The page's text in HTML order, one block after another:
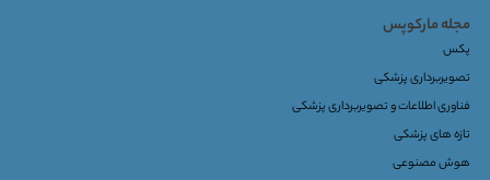
مجله مارکوپس
پکس
تصویربرداری پزشکی
فناوری اطلاعات و تصویربرداری پزشکی
تازه های پزشکی
هوش مصنوعی